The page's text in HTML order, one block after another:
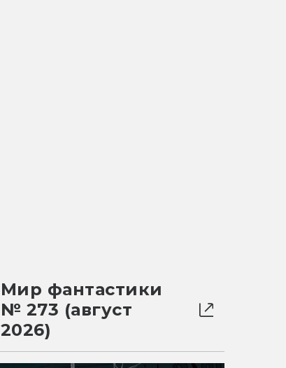
Мир фантастики
№ 273 (август
2026)